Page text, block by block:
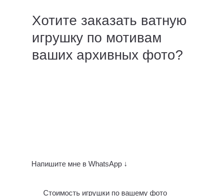
Хотите заказать ватную
игрушку по мотивам
ваших архивных фото?
Напишите мне в WhatsApp ↓
Стоимость игрушки по вашему фото